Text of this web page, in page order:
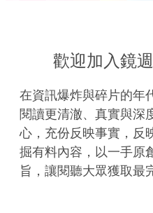
歡迎加入鏡
在資訊爆炸與碎片的年
閱讀更清澈、真實與深
心，充份反映事實，反
掘有料內容，以一手原
旨，讓閱聽大眾獲取最